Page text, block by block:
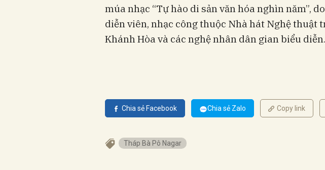
múa nhạc “Tự hào di sản văn hóa nghìn năm”,
diễn viên, nhạc công thuộc Nhà hát Nghệ thuật
Khánh Hòa và các nghệ nhân dân gian biểu
Chia sẻ Facebook Chia sẻ Zalo Copy link
Tháp Bà Pô Nagar